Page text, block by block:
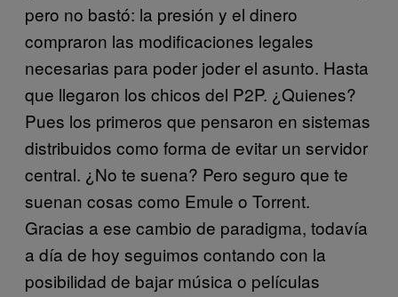
pero no bastó: la presión y el dinero
compraron las modificaciones legales
necesarias para poder joder el asunto. Hasta
que llegaron los chicos del P2P. ¿Quienes?
Pues los primeros que pensaron en sistemas
distribuidos como forma de evitar un servidor
central. ¿No te suena? Pero seguro que te
suenan cosas como Emule o Torrent.
Gracias a ese cambio de paradigma, todavía
a día de hoy seguimos contando con la
posibilidad de bajar música o películas